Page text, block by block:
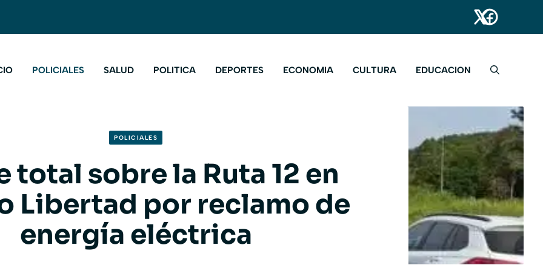
POLICIALES SALUD POLITICA DEPORTES ECONOMIA CULTURA EDUCACION
POLICIALES
total sobre la Ruta 12 en
Libertad por reclamo de
energía eléctrica